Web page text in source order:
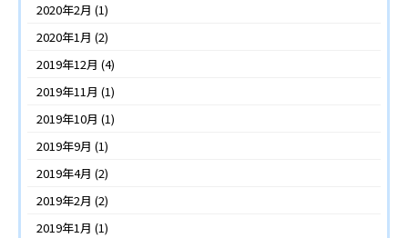
2020年2月 (1)
2020年1月 (2)
2019年12月 (4)
2019年11月 (1)
2019年10月 (1)
2019年9月 (1)
2019年4月 (2)
2019年2月 (2)
2019年1月 (1)